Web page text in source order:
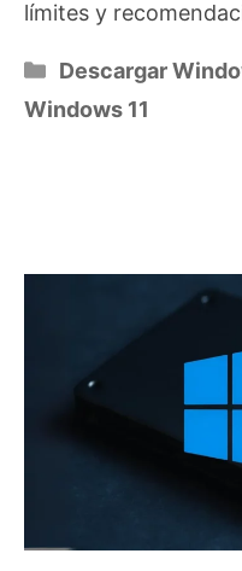
límites y
Categorías
Descargar
Windows 11